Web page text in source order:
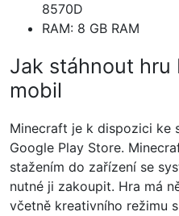
8570D
RAM: 8 GB RAM
Jak stáhnout hru
mobil
Minecraft je k dispozici ke
Google Play Store.
stažením do zařízení se
nutné ji zakoupit. Hra má
včetně kreativního režimu